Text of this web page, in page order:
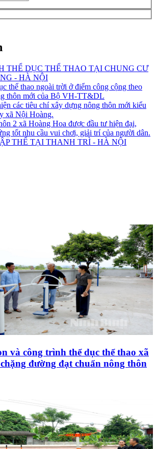
THỂ DỤC THỂ THAO TẠI CHUNG CƯ
- HÀ NỘI
thể thao ngoài trời ở điểm công cộng theo
thôn mới của Bộ VH-TT&DL
các tiêu chí xây dựng nông thôn mới kiểu
xã Nội Hoàng.
2 xã Hoàng Hoa được đầu tư hiện đại,
tốt nhu cầu vui chơi, giải trí của người dân.
THỂ TẠI THANH TRÌ - HÀ NỘI
và công trình thể dục thể thao xã
đường đạt chuẩn nông thôn